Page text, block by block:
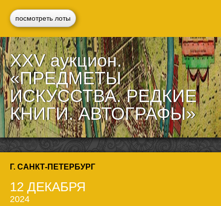
посмотреть лоты
XXV аукцион.
«ПРЕДМЕТЫ
ИСКУССТВА. РЕДКИЕ
КНИГИ. АВТОГРАФЫ»
Г. САНКТ-ПЕТЕРБУРГ
12 ДЕКАБРЯ
2024